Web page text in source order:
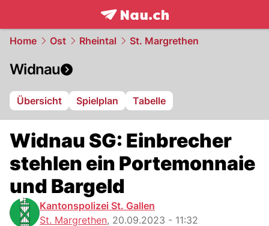
frontpage.NAU.ch
Home Ost Rheintal St. Margrethen
Widnau
Übersicht Spielplan Tabelle
Widnau SG: Einbrecher
stehlen ein Portemonnaie
und Bargeld
Kantonspolizei St. Gallen
St. Margrethen, 20.09.2023 - 11:32